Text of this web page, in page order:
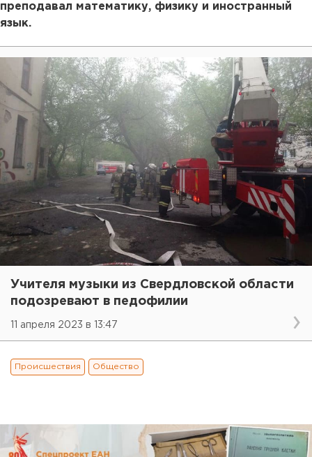
преподавал математику, физику и иностранный
язык.
Учителя музыки из Свердловской области
подозревают в педофилии
11 апреля 2023 в 13:47
Происшествия Общество